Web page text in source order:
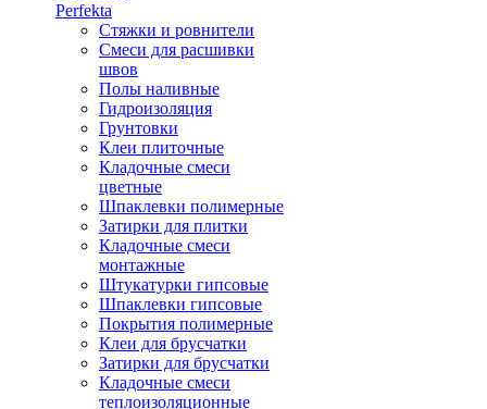
Perfekta
Стяжки и ровнители
Смеси для расшивки
швов
Полы наливные
Гидроизоляция
Грунтовки
Клеи плиточные
Кладочные смеси
цветные
Шпаклевки полимерные
Затирки для плитки
Кладочные смеси
монтажные
Штукатурки гипсовые
Шпаклевки гипсовые
Покрытия полимерные
Клеи для брусчатки
Затирки для брусчатки
Кладочные смеси
теплоизоляционные